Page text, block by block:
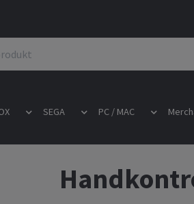
SEGA PC / MAC